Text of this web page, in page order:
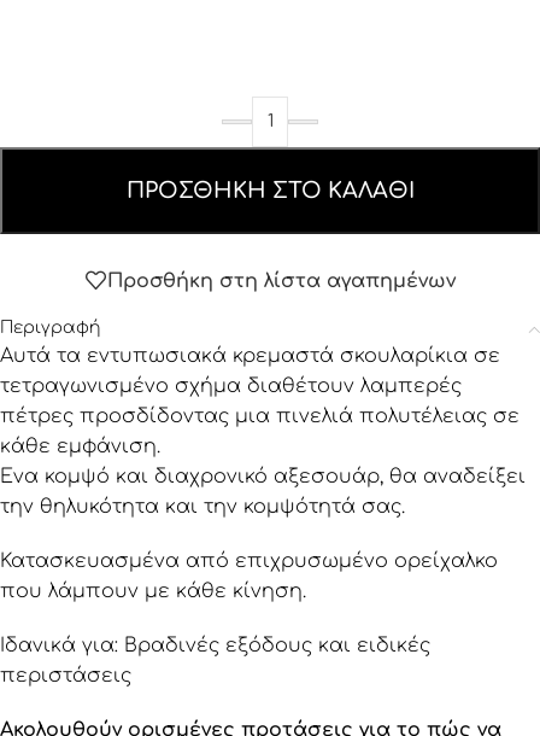
ΠΡΟΣΘΉΚΗ ΣΤΟ ΚΑΛΆΘΙ
Προσθήκη στη λίστα αγαπημένων
Περιγραφή
Αυτά τα εντυπωσιακά κρεμαστά σκουλαρίκια σε
τετραγωνισμένο σχήμα διαθέτουν λαμπερές
πέτρες προσδίδοντας μια πινελιά πολυτέλειας σε
κάθε εμφάνιση.
Ένα κομψό και διαχρονικό αξεσουάρ, θα αναδείξει
την θηλυκότητα και την κομψότητά σας.
Κατασκευασμένα από επιχρυσωμένο ορείχαλκο
που λάμπουν με κάθε κίνηση.
Ιδανικά για: Βραδινές εξόδους και ειδικές
περιστάσεις
Ακολουθούν ορισμένες προτάσεις για το πώς να